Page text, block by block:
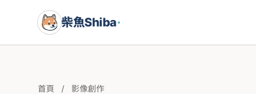
柴魚Shiba·
首頁 / 影像創作